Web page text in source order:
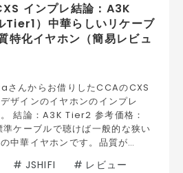
インプレ結論：A3K
）中華らしいリケーブ
特化イヤホン（簡易レビュ
さんからお借りしたCCAのCXS
ザインのイヤホンのインプレ
。 結論：A3K Tier2 参考価格：
ケーブルで聴けば一般的な狭い
中華イヤホンです。品質が…
# JSHIFI # レビュー